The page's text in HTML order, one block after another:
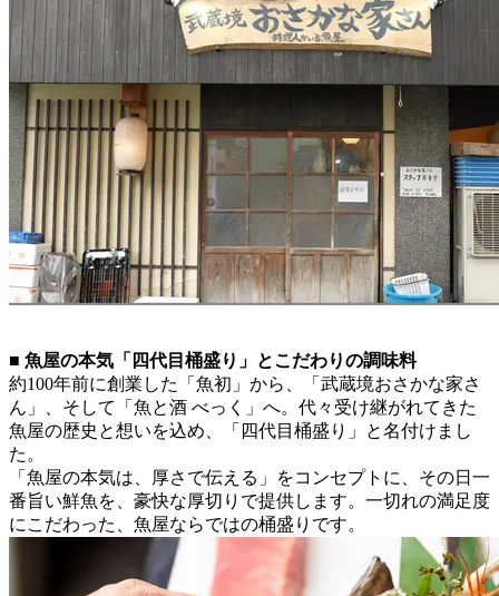
■ 魚屋の本気「四代目桶盛り」とこだわりの調味料
約100年前に創業した「魚初」から、「武蔵境おさかな家さ
ん」、そして「魚と酒 べっく」へ。代々受け継がれてきた
魚屋の歴史と想いを込め、「四代目桶盛り」と名付けまし
た。
「魚屋の本気は、厚さで伝える」をコンセプトに、その日一
番旨い鮮魚を、豪快な厚切りで提供します。一切れの満足度
にこだわった、魚屋ならではの桶盛りです。